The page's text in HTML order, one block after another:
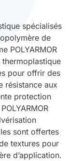
spécialisés
de
POLYARMOR
pour offrir des
résistance aux
protection
sont offertes
textures pour
d’application.